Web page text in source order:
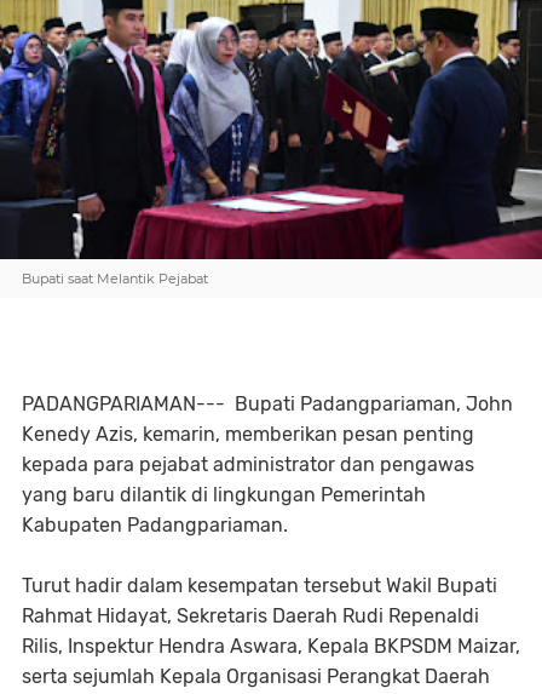
Bupati saat Melantik Pejabat
PADANGPARIAMAN--- Bupati Padangpariaman, John
Kenedy Azis, kemarin, memberikan pesan penting
kepada para pejabat administrator dan pengawas
yang baru dilantik di lingkungan Pemerintah
Kabupaten Padangpariaman.
Turut hadir dalam kesempatan tersebut Wakil Bupati
Rahmat Hidayat, Sekretaris Daerah Rudi Repenaldi
Rilis, Inspektur Hendra Aswara, Kepala BKPSDM Maizar,
serta sejumlah Kepala Organisasi Perangkat Daerah